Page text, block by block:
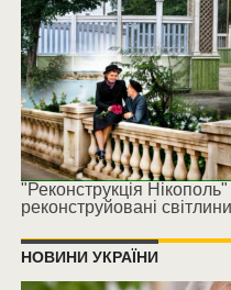
"Реконструкція Нікополь"
реконструйовані
НОВИНИ УКРАЇНИ